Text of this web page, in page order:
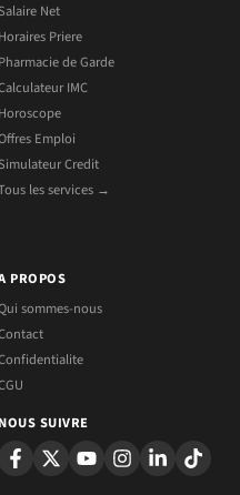
Salaire Net
Horaires Priere
Pharmacie de Garde
IMC
Horoscope
Emploi
Simulateur Credit
les services →
PROPOS
sommes-nous
NOUS SUIVRE